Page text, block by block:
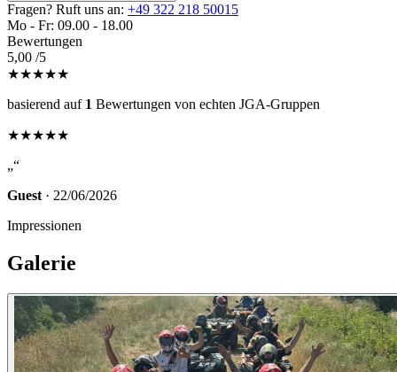
Fragen? Ruft uns an: +49 322 218 50015
Mo - Fr: 09.00 - 18.00
Bewertungen
5,00 /5
★★★★★
basierend auf 1 Bewertungen von echten JGA-Gruppen
★★★★★
„“
Guest · 22/06/2026
Impressionen
Galerie